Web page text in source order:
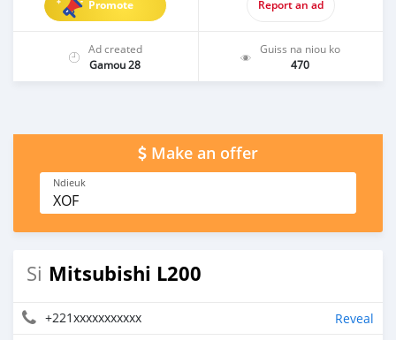
Promote Report an ad
Ad created
Gamou 28
Guiss na niou ko
470
Make an offer
Ndieuk
XOF
Si Mitsubishi L200
+221xxxxxxxxxxx
Reveal